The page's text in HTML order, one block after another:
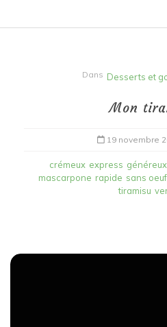
Dans Desserts et
Mon
19 novembre
crémeux express généreux
mascarpone rapide sans
tiramisu